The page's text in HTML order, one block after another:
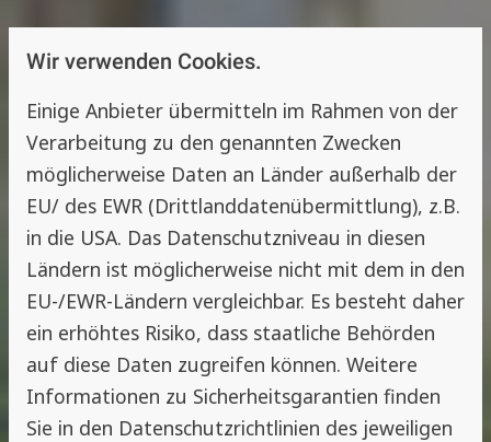
Wir verwenden Cookies.
Einige Anbieter übermitteln im Rahmen von der
Verarbeitung zu den genannten Zwecken
möglicherweise Daten an Länder außerhalb der
EU/ des EWR (Drittlanddatenübermittlung), z.B.
in die USA. Das Datenschutzniveau in diesen
Ländern ist möglicherweise nicht mit dem in den
EU-/EWR-Ländern vergleichbar. Es besteht daher
ein erhöhtes Risiko, dass staatliche Behörden
auf diese Daten zugreifen können. Weitere
Informationen zu Sicherheitsgarantien finden
Sie in den Datenschutzrichtlinien des jeweiligen